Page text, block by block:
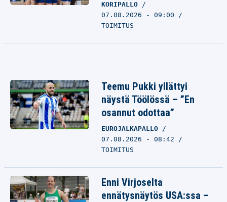
KORIPALLO
07.08.2026 - 09:00
TOIMITUS
Teemu Pukki yllättyi
näystä Töölössä – ”En
osannut odottaa”
EUROJALKAPALLO
07.08.2026 - 08:42
TOIMITUS
Enni Virjoselta
ennätysnäytös USA:ssa –